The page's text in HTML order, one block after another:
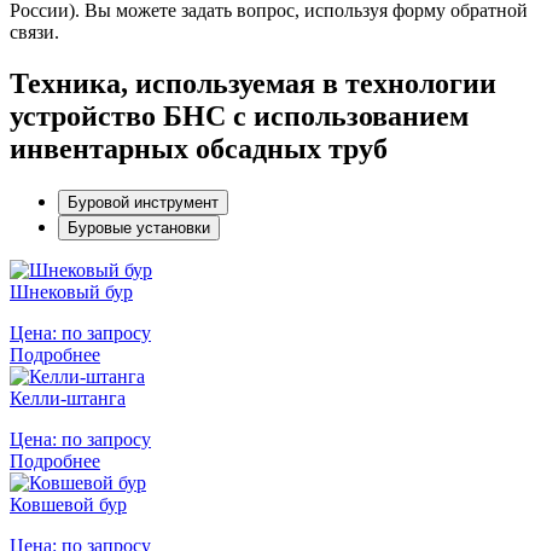
России). Вы можете задать вопрос, используя форму обратной
связи.
Техника, используемая в технологии
устройство БНС с использованием
инвентарных обсадных труб
Буровой инструмент
Буровые установки
Шнековый бур
Цена: по запросу
Подробнее
Келли-штанга
Цена: по запросу
Подробнее
Ковшевой бур
Цена: по запросу